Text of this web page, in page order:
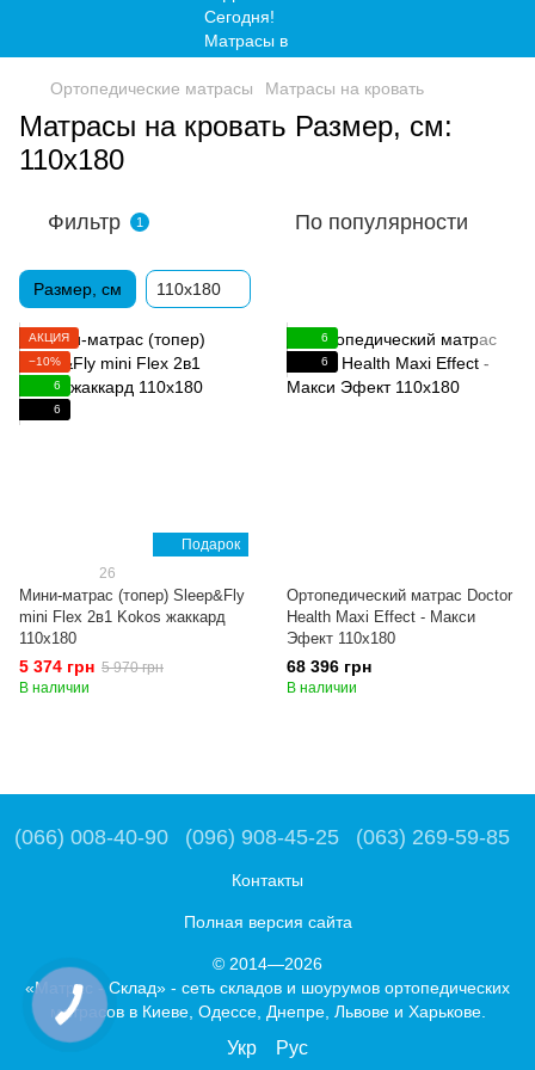
Ортопедические матрасы Матрасы на кровать
Матрасы на кровать Размер, см:
110x180
Фильтр 1 По популярности
Размер, см 110x180
Подарок
АКЦИЯ
−10%
6
6
26
Мини-матрас (топер) Sleep&Fly
mini Flex 2в1 Kokos жаккард
110x180
5 374 грн 5 970 грн
В наличии
6
6
Ортопедический матрас Doctor
Health Maxi Effect - Макси
Эфект 110x180
68 396 грн
В наличии
(066) 008-40-90 (096) 908-45-25 (063) 269-59-85
Контакты
Полная версия сайта
© 2014—2026
«Матрас - Склад» - сеть складов и шоурумов ортопедических
матрасов в Киеве, Одессе, Днепре, Львове и Харькове.
Укр Рус